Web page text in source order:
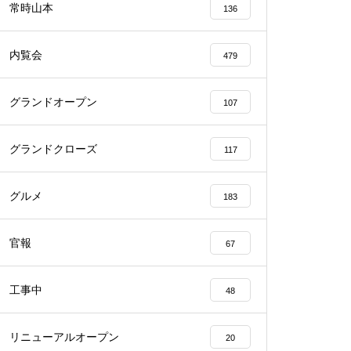
常時山本 136
内覧会 479
グランドオープン 107
グランドクローズ 117
グルメ 183
官報 67
工事中 48
リニューアルオープン 20